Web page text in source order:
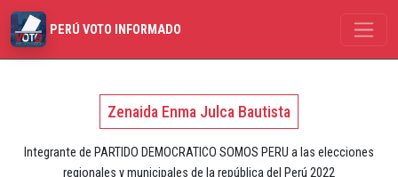
PERÚ VOTO INFORMADO
Zenaida Enma Julca Bautista
Integrante de PARTIDO DEMOCRATICO SOMOS PERU a las elecciones
regionales y municipales de la república del Perú 2022